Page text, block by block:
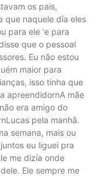
os pais,
que naquele dia eles
para ele ‘e para
que o pessoal
Eu não estou
maior para
isso tinha que
apreendidornA mãe
era amigo do
pela manhã.
semana, mais ou
eu liguei pra
me dizia onde
Ele sempre me